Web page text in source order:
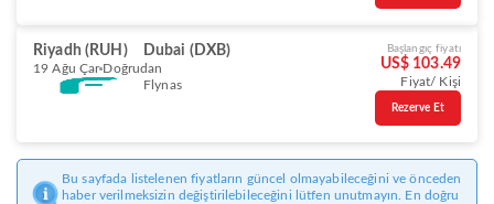
Riyadh (RUH) Dubai (DXB)
19 Ağu Çar Doğrudan
Flynas
Başlangıç fiyatı
US$ 103.49
Fiyat/ Kişi
Rezerve Et
Bu sayfada listelenen fiyatların güncel olmayabileceğini ve önceden
haber verilmeksizin değiştirilebileceğini lütfen unutmayın. En doğru